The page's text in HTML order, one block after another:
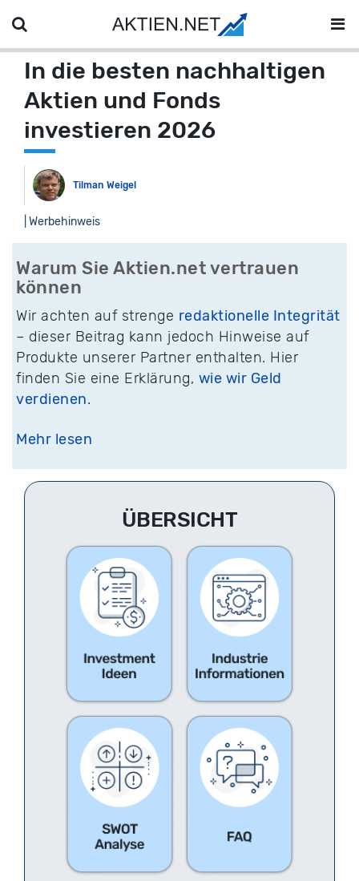
In die besten nachhaltigen
Aktien und Fonds
investieren 2026
Tilman Weigel
| Werbehinweis
Warum Sie Aktien.net vertrauen
können
Wir achten auf strenge redaktionelle Integrität
– dieser Beitrag kann jedoch Hinweise auf
Produkte unserer Partner enthalten. Hier
finden Sie eine Erklärung, wie wir Geld
verdienen.
Mehr lesen
ÜBERSICHT